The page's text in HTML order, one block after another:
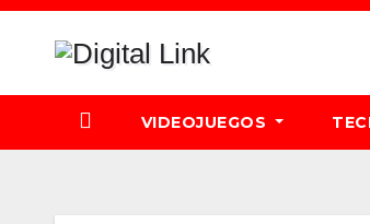
Saltar
VIDEOJUEGOS